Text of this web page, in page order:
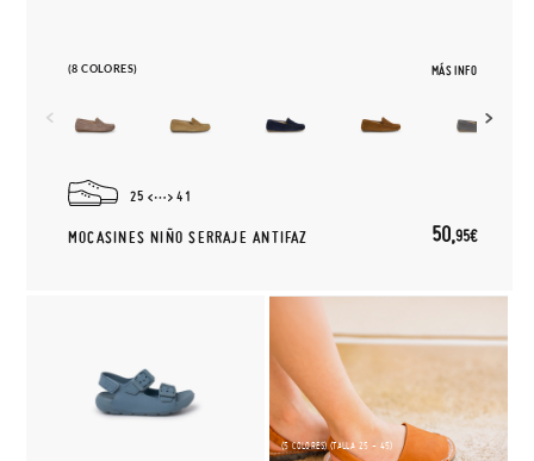
(8 COLORES) MÁS INFO
25 41
MOCASINES NIÑO SERRAJE ANTIFAZ 50,95€
(5 COLORES) (TALLA 25 - 45)